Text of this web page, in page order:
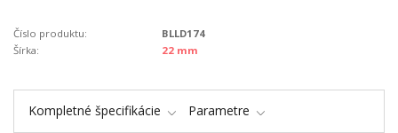
Číslo produktu:
BLLD174
Šírka:
22 mm
Kompletné špecifikácie Parametre